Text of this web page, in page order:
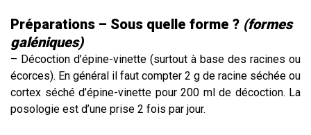
Préparations – Sous quelle forme ? (formes
galéniques)
– Décoction d’épine-vinette (surtout à base des racines ou
écorces). En général il faut compter 2 g de racine séchée ou
cortex séché d’épine-vinette pour 200 ml de décoction. La
posologie est d’une prise 2 fois par jour.